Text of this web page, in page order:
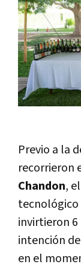
Previo a la
recorrieron
Chandon,
tecnológico
invirtieron 6
intención
en el